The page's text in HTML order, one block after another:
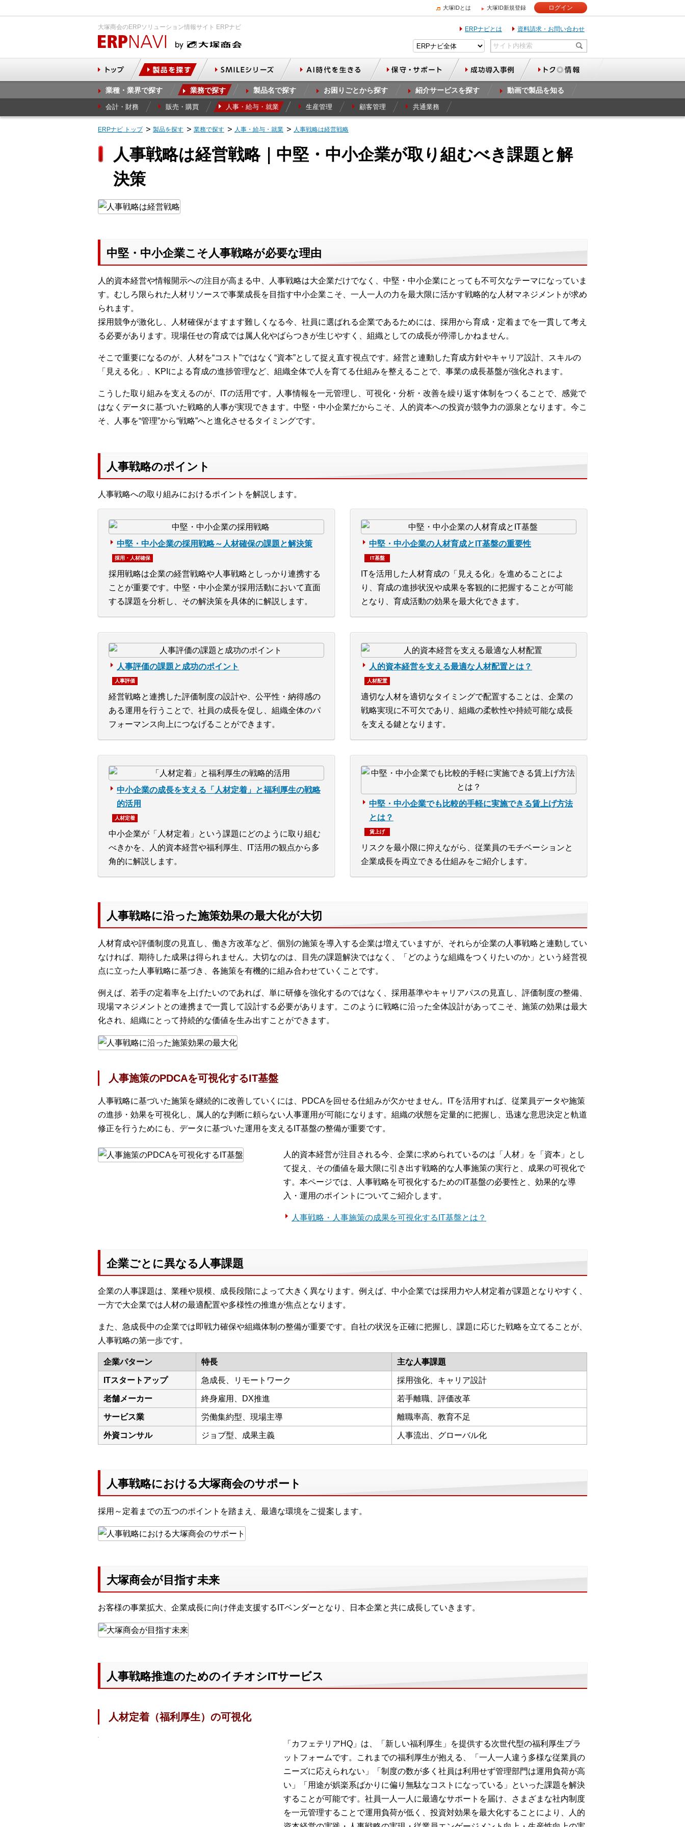
大塚IDとは 大塚ID新規登録 ログイン
大塚商会のERPソリューション情報サイト ERPナビ ERPナビとは 資料請求・お問い合わせ
業種・業界で探す 業務で探す 製品名で探す お困りごとから探す 紹介サービスを探す 動画で製品を知る
会計・財務 販売・購買 人事・給与・就業 生産管理 顧客管理 共通業務
ERPナビ トップ 製品を探す 業務で探す 人事・給与・就業 人事戦略は経営戦略
人事戦略は経営戦略｜中堅・中小企業が取り組むべき課題と解
決策
中堅・中小企業こそ人事戦略が必要な理由
人的資本経営や情報開示への注目が高まる中、人事戦略は大企業だけでなく、中堅・中小企業にとっても不可欠なテーマになっていま
す。むしろ限られた人材リソースで事業成長を目指す中小企業こそ、一人一人の力を最大限に活かす戦略的な人材マネジメントが求め
られます。
採用競争が激化し、人材確保がますます難しくなる今、社員に選ばれる企業であるためには、採用から育成・定着までを一貫して考え
る必要があります。現場任せの育成では属人化やばらつきが生じやすく、組織としての成長が停滞しかねません。
そこで重要になるのが、人材を“コスト”ではなく“資本”として捉え直す視点です。経営と連動した育成方針やキャリア設計、スキルの
「見える化」、KPIによる育成の進捗管理など、組織全体で人を育てる仕組みを整えることで、事業の成長基盤が強化されます。
こうした取り組みを支えるのが、ITの活用です。人事情報を一元管理し、可視化・分析・改善を繰り返す体制をつくることで、感覚で
はなくデータに基づいた戦略的人事が実現できます。中堅・中小企業だからこそ、人的資本への投資が競争力の源泉となります。今こ
そ、人事を“管理”から“戦略”へと進化させるタイミングです。
人事戦略のポイント
人事戦略への取り組みにおけるポイントを解説します。
中堅・中小企業の採用戦略～人材確保の課題と解決策
採用・人材確保
採用戦略は企業の経営戦略や人事戦略としっかり連携する
ことが重要です。中堅・中小企業が採用活動において直面
する課題を分析し、その解決策を具体的に解説します。
中堅・中小企業の人材育成とIT基盤の重要性
IT基盤
ITを活用した人材育成の「見える化」を進めることによ
り、育成の進捗状況や成果を客観的に把握することが可能
となり、育成活動の効果を最大化できます。
人事評価の課題と成功のポイント
人事評価
経営戦略と連携した評価制度の設計や、公平性・納得感の
ある運用を行うことで、社員の成長を促し、組織全体のパ
フォーマンス向上につなげることができます。
人的資本経営を支える最適な人材配置とは？
人材配置
適切な人材を適切なタイミングで配置することは、企業の
戦略実現に不可欠であり、組織の柔軟性や持続可能な成長
を支える鍵となります。
中小企業の成長を支える「人材定着」と福利厚生の戦略
的活用
人材定着
中小企業が「人材定着」という課題にどのように取り組む
べきかを、人的資本経営や福利厚生、IT活用の観点から多
角的に解説します。
中堅・中小企業でも比較的手軽に実施できる賃上げ方法
とは？
賃上げ
リスクを最小限に抑えながら、従業員のモチベーションと
企業成長を両立できる仕組みをご紹介します。
人事戦略に沿った施策効果の最大化が大切
人材育成や評価制度の見直し、働き方改革など、個別の施策を導入する企業は増えていますが、それらが企業の人事戦略と連動してい
なければ、期待した成果は得られません。大切なのは、目先の課題解決ではなく、「どのような組織をつくりたいのか」という経営視
点に立った人事戦略に基づき、各施策を有機的に組み合わせていくことです。
例えば、若手の定着率を上げたいのであれば、単に研修を強化するのではなく、採用基準やキャリアパスの見直し、評価制度の整備、
現場マネジメントとの連携まで一貫して設計する必要があります。このように戦略に沿った全体設計があってこそ、施策の効果は最大
化され、組織にとって持続的な価値を生み出すことができます。
人事施策のPDCAを可視化するIT基盤
人事戦略に基づいた施策を継続的に改善していくには、PDCAを回せる仕組みが欠かせません。ITを活用すれば、従業員データや施策
の進捗・効果を可視化し、属人的な判断に頼らない人事運用が可能になります。組織の状態を定量的に把握し、迅速な意思決定と軌道
修正を行うためにも、データに基づいた運用を支えるIT基盤の整備が重要です。
人的資本経営が注目される今、企業に求められているのは「人材」を「資本」とし
て捉え、その価値を最大限に引き出す戦略的な人事施策の実行と、成果の可視化で
す。本ページでは、人事戦略を可視化するためのIT基盤の必要性と、効果的な導
入・運用のポイントについてご紹介します。
人事戦略・人事施策の成果を可視化するIT基盤とは？
企業ごとに異なる人事課題
企業の人事課題は、業種や規模、成長段階によって大きく異なります。例えば、中小企業では採用力や人材定着が課題となりやすく、
一方で大企業では人材の最適配置や多様性の推進が焦点となります。
また、急成長中の企業では即戦力確保や組織体制の整備が重要です。自社の状況を正確に把握し、課題に応じた戦略を立てることが、
人事戦略の第一歩です。
企業パターン 特長 主な人事課題
ITスタートアップ 急成長、リモートワーク 採用強化、キャリア設計
老舗メーカー 終身雇用、DX推進 若手離職、評価改革
サービス業 労働集約型、現場主導 離職率高、教育不足
外資コンサル ジョブ型、成果主義 人事流出、グローバル化
人事戦略における大塚商会のサポート
採用～定着までの五つのポイントを踏まえ、最適な環境をご提案します。
大塚商会が目指す未来
お客様の事業拡大、企業成長に向け伴走支援するITベンダーとなり、日本企業と共に成長していきます。
人事戦略推進のためのイチオシITサービス
人材定着（福利厚生）の可視化
「カフェテリアHQ」は、「新しい福利厚生」を提供する次世代型の福利厚生プラ
ットフォームです。これまでの福利厚生が抱える、「一人一人違う多様な従業員の
ニーズに応えられない」「制度の数が多く社員は利用せず管理部門は運用負荷が高
い」「用途が娯楽系ばかりに偏り無駄なコストになっている」といった課題を解決
することが可能です。社員一人一人に最適なサポートを届け、さまざまな社内制度
を一元管理することで運用負荷が低く、投資対効果を最大化することにより、人的